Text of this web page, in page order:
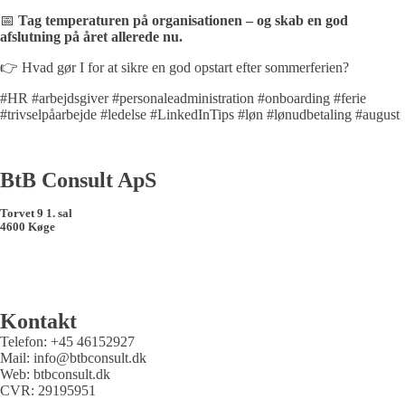
📅 Tag temperaturen på organisationen – og skab en god
afslutning på året allerede nu.
👉 Hvad gør I for at sikre en god opstart efter sommerferien?
#HR #arbejdsgiver #personaleadministration #onboarding #ferie
#trivselpåarbejde #ledelse #LinkedInTips #løn #lønudbetaling #august
BtB Consult ApS
Torvet 9 1. sal
4600 Køge
Kontakt
Telefon: +45 46152927
Mail: info@btbconsult.dk
Web: btbconsult.dk
CVR: 29195951